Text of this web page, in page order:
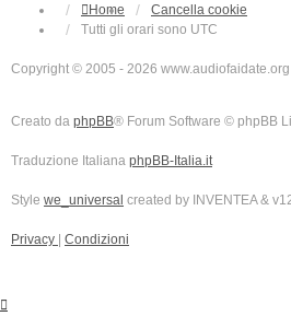
Home
Cancella cookie
Tutti gli orari sono UTC
Copyright © 2005 - 2026 www.audiofaidate.org
Creato da phpBB® Forum Software © phpBB
Traduzione Italiana phpBB-Italia.it
Style we_universal created by INVENTEA &
Privacy | Condizioni